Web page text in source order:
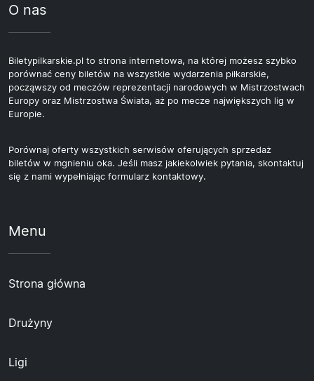
O nas
Biletypilkarskie.pl to strona internetowa, na której możesz szybko
porównać ceny biletów na wszystkie wydarzenia piłkarskie,
począwszy od meczów reprezentacji narodowych w Mistrzostwach
Europy oraz Mistrzostwa Świata, aż po mecze największych lig w
Europie.
Porównaj oferty wszystkich serwisów oferujących sprzedaż
biletów w mgnieniu oka. Jeśli masz jakiekolwiek pytania, skontaktuj
się z nami wypełniając formularz kontaktowy.
Menu
Strona główna
Drużyny
Ligi